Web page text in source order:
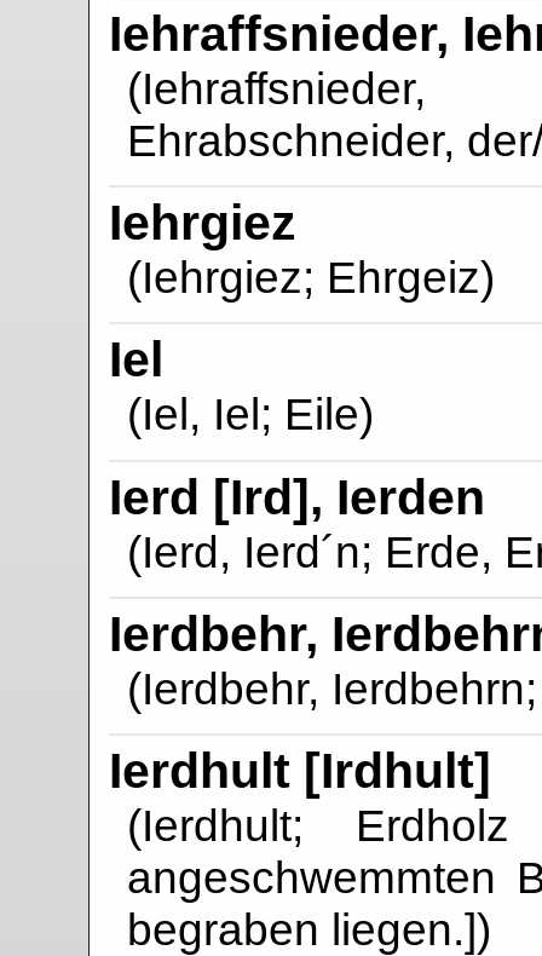
Iehraffsnieder,
Ehrabschneider,
Iehrgiez
(Iehrgiez; Ehrgeiz)
Iel
(Iel, Iel; Eile)
Ierd [Ird], Ierden
(Ierd, Ierd´n; Erde,
Ierdbehr,
(Ierdbehr,
Ierdhult [Irdhult]
(Ierdhult;
angeschwemmten
begraben liegen.])